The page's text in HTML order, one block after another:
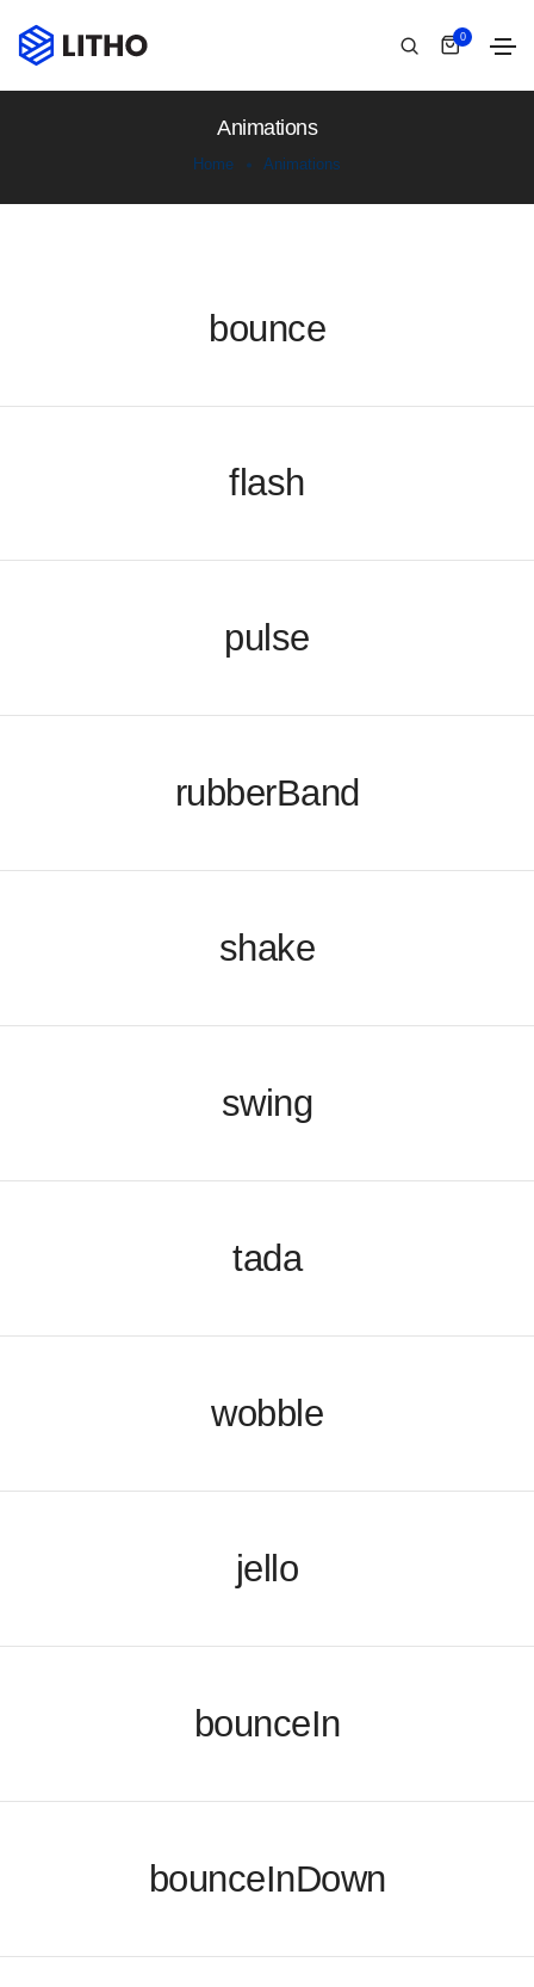
0
Animations
Home Animations
bounce
flash
pulse
rubberBand
shake
swing
tada
wobble
jello
bounceIn
bounceInDown